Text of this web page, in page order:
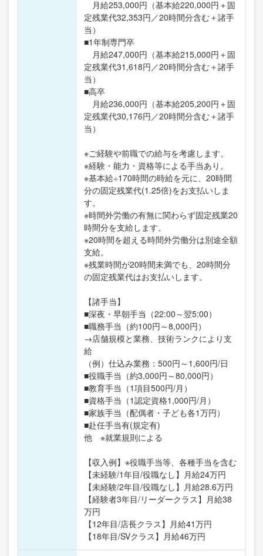
月給253,000円（基本給220,000円＋固
定残業代32,353円／20時間分含む＋諸手
当）
■1年制専門卒
月給247,000円（基本給215,000円＋固
定残業代31,618円／20時間分含む＋諸手
当）
■高卒
月給236,000円（基本給205,200円＋固
定残業代30,176円／20時間分含む＋諸手
当）
※ご経験や前職での給与を考慮します。
※経験・能力・資格等による手当あり。
※基本給÷170時間の時給を元に、20時間
分の固定残業代(1.25倍)をお支払いしま
す。
※時間外労働の有無に関わらず固定残業20
時間分を支給します。
※20時間を超える時間外労働分は別途全額
支給。
※残業時間が20時間未満でも、20時間分
の固定残業代はお支払いします。
【諸手当】
■深夜・早朝手当（22:00～翌5:00）
■職務手当（約100円～8,000円）
→店舗規模と業務、技術ランクにより支
給
（例）仕込み業務：500円～1,600円/日
■役職手当（約3,000円～80,000円）
■教育手当（1項目500円/月）
■資格手当（1認定資格1,000円/月）
■家族手当（配偶者・子ども各1万円）
■赴任手当有(規定有)
他 ※就業規則による
【収入例】※役職手当等、各種手当を含む
【未経験/1年目/役職なし】月給24万円
【未経験/2年目/役職なし】月給28.6万円
【経験者3年目/リーダークラス】月給38
万円
【12年目/店長クラス】月給41万円
【18年目/SVクラス】月給46万円